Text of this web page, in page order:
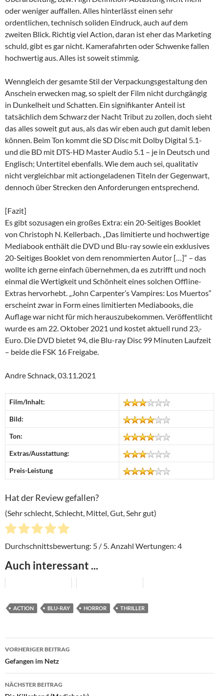
oder weniger auffallen. Alles hinterlässt einen sehr
ordentlichen, technisch soliden Eindruck, auch auf dem
zweiten Blick. Richtig viel Action, daran ist eher das Marketing
schuld, gibt es gar nicht. Kamerafahrten oder Schwenke fallen
hochwertig aus. Alles ist soweit stimmig.
Wenngleich der gesamte Stil der Verpackungsgestaltung den
Anschein erwecken mag, so spielt der Film nicht durchgängig
in Dunkelheit und Schatten. Ein signifikanter Anteil ist
tatsächlich dem Schwarz der Nacht Tribut zu zollen, doch sieht
das alles soweit gut aus, als das wir eben auch gut damit leben
können. Beim Ton kommt die SD Disc mit Dolby Digital 5.1-
und die BD mit DTS-HD Master Audio 5.1 – je in Deutsch und
Englisch; Untertitel ebenfalls. Wie dem auch sei, qualitativ
nicht vergleichbar mit actiongeladenen Titeln der Gegenwart,
dennoch über Strecken den Anforderungen entsprechend.
[Fazit]
Es gibt sozusagen ein großes Extra: ein 20-Seitiges Booklet
von Christoph N. Kellerbach. „Das limitierte und hochwertige
Mediabook enthält die DVD und Blu-ray sowie ein exklusives
20-Seitiges Booklet von dem renommierten Autor […]“ – das
wollte ich gerne einfach übernehmen, da es zutrifft und noch
einmal die Wertigkeit und Schönheit eines solchen Offline-
Extras hervorhebt. „John Carpenter’s Vampires: Los Muertos“
erscheint zwar in Form eines limitierten Mediabooks, die
Auflage war nicht für mich herauszubekommen. Veröffentlicht
wurde es am 22. Oktober 2021 und kostet aktuell rund 23,-
Euro. Die DVD bietet 94, die Blu-ray Disc 99 Minuten Laufzeit
– beide die FSK 16 Freigabe.
Andre Schnack, 03.11.2021
Film/Inhalt:
Bild:
Ton:
Extras/Ausstattung:
Preis-Leistung
Hat der Review gefallen?
(Sehr schlecht, Schlecht, Mittel, Gut, Sehr gut)
Durchschnittsbewertung: 5 / 5. Anzahl Wertungen: 4
Auch interessant ...
ACTION BLU-RAY HORROR THRILLER
Beitragsnavigation
VORHERIGER BEITRAG
Gefangen im Netz
NÄCHSTER BEITRAG